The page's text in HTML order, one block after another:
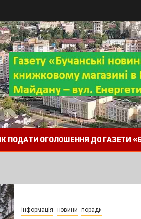
ПОДАТИ ОГОЛОШЕННЯ ДО ГАЗЕТИ
інформація новини поради